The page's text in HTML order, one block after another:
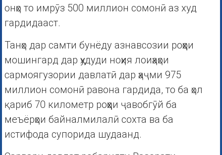
онҳо то имрӯз 500 миллион сомонӣ аз худ
гардидааст.
Танҳо дар самти бунёду азнавсозии роҳҳои
мошингард дар ҳудуди ноҳия лоиҳаҳои
сармоягузории давлатӣ дар ҳаҷми 975
миллион сомонӣ равона гардида, то ба ҳол
қариб 70 километр роҳҳои ҷавобгӯй ба
меъёрҳои байналмилалӣ сохта ва ба
истифода супорида шудаанд.